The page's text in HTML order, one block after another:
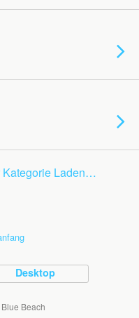
Kategorie Laden…
Desktop
Beach